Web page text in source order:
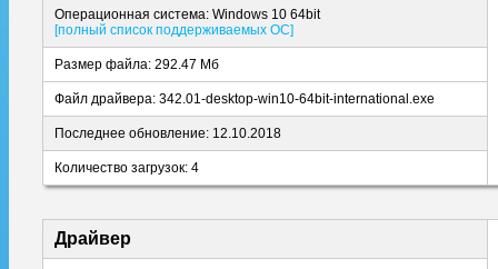
Операционная система: Windows 10 64bit
[полный список поддерживаемых ОС]
Размер файла: 292.47 Мб
Файл драйвера: 342.01-desktop-win10-64bit-international.exe
Последнее обновление: 12.10.2018
Количество загрузок: 4
Драйвер